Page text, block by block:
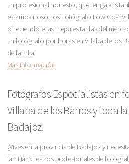
un profesional honesto, que tenga sus
estamos nosotros Fotógrafo Low Cost
ofreciéndote las mejores tarifas del
un fotógrafo por horas en Villaba de los
de familia.
Más Información
Fotógrafos Especialistas en
Villaba de los Barros y toda
Badajoz.
¿Vives en la provincia de Badajoz y
familia. Nuestros profesionales de